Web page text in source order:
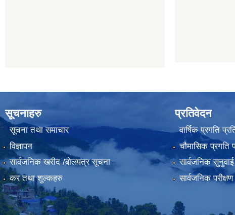
सूचनाहरु
सूचना तथा समाचार
विज्ञापन
सार्वजनिक खरीद /बोलपत्र सूचना
कर तथा शुल्कहरु
प्रतिवेदन
वार्षिक प्रगति
चौमासिक प्रगति
सार्वजनिक सुनुवाई
सार्वजनिक परीक्षण